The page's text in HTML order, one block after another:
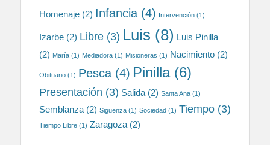
Homenaje (2) Infancia (4) Intervención (1)
Izarbe (2) Libre (3) Luis (8) Luis Pinilla
(2) María (1) Mediadora (1) Misioneras (1) Nacimiento (2)
Obituario (1) Pesca (4) Pinilla(6)
Presentación (3) Salida (2) Santa Ana (1)
Semblanza (2) Siguenza (1) Sociedad (1) Tiempo (3)
Tiempo Libre (1) Zaragoza (2)